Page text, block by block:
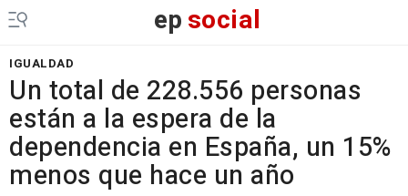
epsocial
IGUALDAD
Un total de 228.556 personas
están a la espera de la
dependencia en España, un 15%
menos que hace un año